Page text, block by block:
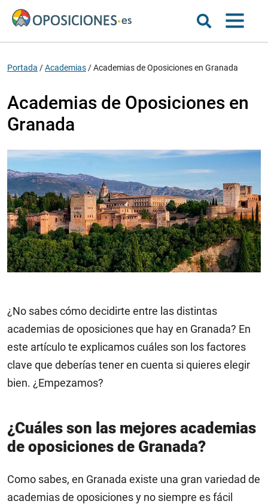
Portada /Academias /Academias de Oposiciones en Granada
Academias de Oposiciones en
Granada
¿No sabes cómo decidirte entre las distintas
academias de oposiciones que hay en Granada? En
este artículo te explicamos cuáles son los factores
clave que deberías tener en cuenta si quieres elegir
bien. ¿Empezamos?
¿Cuáles son las mejores academias
de oposiciones de Granada?
Como sabes, en Granada existe una gran variedad de
academias de oposiciones y no siempre es fácil